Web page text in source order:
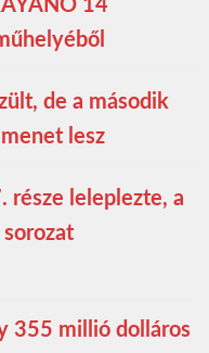
14
de a második
lesz
része leleplezte, a
355 millió dolláros